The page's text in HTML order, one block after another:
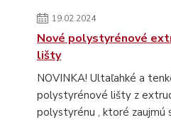
19.02.2024
Nové polystyrénové
lišty
NOVINKA! Ultaľahké a
polystyrénové lišty z
polystyrénu , ktoré zaujmú